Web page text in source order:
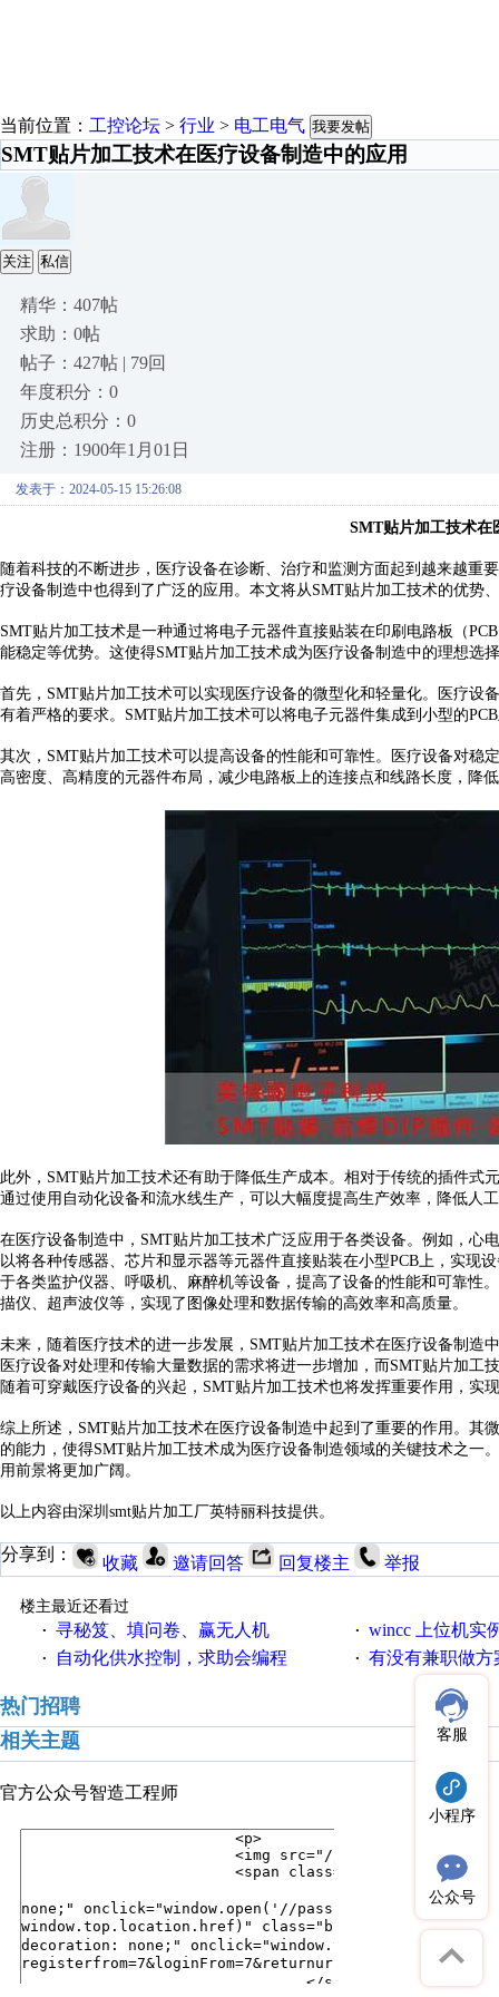
当前位置： 工控论坛 > 行业 > 电工电气 我要发帖
SMT贴片加工技术在医疗设备制造中的应用
关注 私信
精华：407帖
求助：0帖
帖子：427帖 | 79回
年度积分：0
历史总积分：0
注册：1900年1月01日
发表于：2024-05-15 15:26:08
SMT贴片加工技术在
随着科技的不断进步，医疗设备在诊断、治疗和监测方面起到越来越重
疗设备制造中也得到了广泛的应用。本文将从SMT贴片加工技术的优势
SMT贴片加工技术是一种通过将电子元器件直接贴装在印刷电路板（
能稳定等优势。这使得SMT贴片加工技术成为医疗设备制造中的理想选
首先， SMT贴片加工技术可以实现医疗设备的微型化和轻量化。医疗设
有着严格的要求。SMT贴片加工技术可以将电子元器件集成到小型的
其次， SMT贴片加工技术可以提高设备的性能和可靠性。医疗设备对稳
高密度、高精度的元器件布局，减少电路板上的连接点和线路长度，降
此外， SMT贴片加工技术还有助于降低生产成本。相对于传统的插件式
通过使用自动化设备和流水线生产，可以大幅度提高生产效率，降低人
在医疗设备制造中， SMT贴片加工技术广泛应用于各类设备。例如，心
以将各种传感器、芯片和显示器等元器件直接贴装在小型PCB上，实现
于各类监护仪器、呼吸机、麻醉机等设备，提高了设备的性能和可靠性
描仪、超声波仪等，实现了图像处理和数据传输的高效率和高质量。
未来，随着医疗技术的进一步发展， SMT贴片加工技术在医疗设备制造
医疗设备对处理和传输大量数据的需求将进一步增加，而SMT贴片加
随着可穿戴医疗设备的兴起，SMT贴片加工技术也将发挥重要作用，实
综上所述， SMT贴片加工技术在医疗设备制造中起到了重要的作用。其
的能力，使得SMT贴片加工技术成为医疗设备制造领域的关键技术之
用前景将更加广阔。
以上内容由深圳 smt贴片加工厂英特丽科技提供。
分享到： 收藏 邀请回答 回复楼主 举报
楼主最近还看过
· 寻秘笈、填问卷、赢无人机 · wincc 上位机实
· 自动化供水控制，求助会编程 · 有没有兼职做方
热门招聘
相关主题
官方公众号智造工程师
客服
小程序
公众号